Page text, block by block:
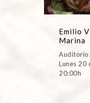
Emilio
Marina
Auditorio
Lunes 20
20:00h